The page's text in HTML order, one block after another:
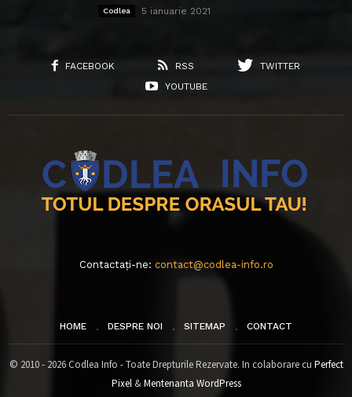
Codlea 5 ianuarie 2021
FACEBOOK RSS
TWITTER
YOUTUBE
Contactați-ne: contact@codlea-info.ro
HOME DESPRE NOI SITEMAP CONTACT
© 2010 - 2026 Codlea Info - Toate Drepturile Rezervate. In colaborare cu Perfect
Pixel&Mentenanta WordPress